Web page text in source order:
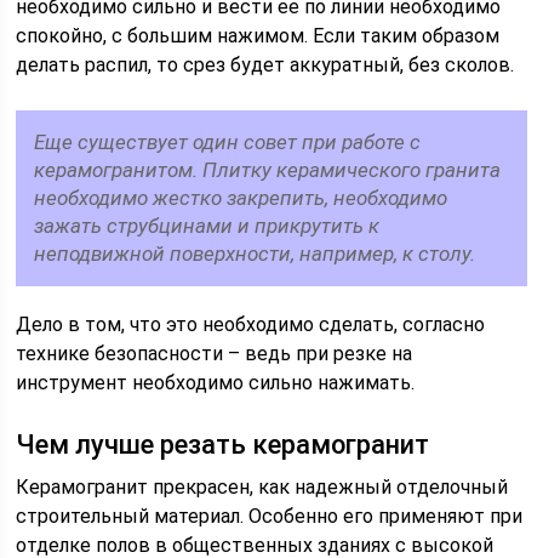
необходимо сильно и вести ее по линии необходимо
спокойно, с большим нажимом. Если таким образом
делать распил, то срез будет аккуратный, без сколов.
Еще существует один совет при работе с
керамогранитом. Плитку керамического гранита
необходимо жестко закрепить, необходимо
зажать струбцинами и прикрутить к
неподвижной поверхности, например, к столу.
Дело в том, что это необходимо сделать, согласно
технике безопасности – ведь при резке на
инструмент необходимо сильно нажимать.
Чем лучше резать керамогранит
Керамогранит прекрасен, как надежный отделочный
строительный материал. Особенно его применяют при
отделке полов в общественных зданиях с высокой